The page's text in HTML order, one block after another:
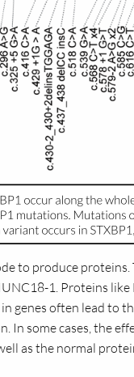
to produce
1. Proteins
genes often lead to
In some cases, the
as the normal